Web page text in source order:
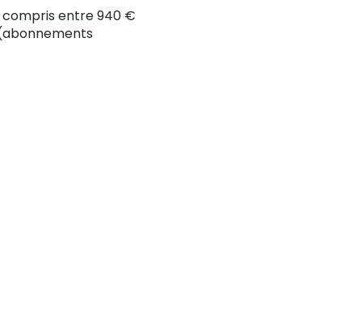
le siteGéorisques
compris entre 940 €